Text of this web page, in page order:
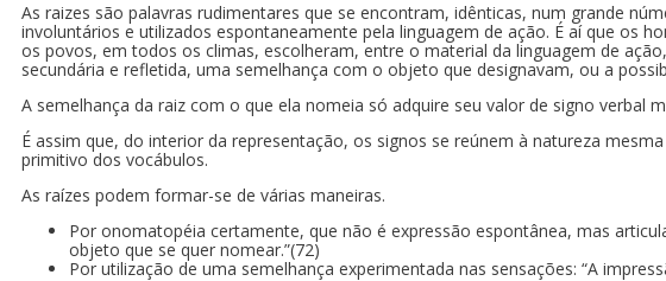
As raizes são palavras rudimentares que se encontram, idênticas, num grande
involuntários e utilizados espontaneamente pela linguagem de ação. É aí que os
os povos, em todos os climas, escolheram, entre o material da linguagem de
secundária e refletida, uma semelhança com o objeto que designavam, ou a
A semelhança da raiz com o que ela nomeia só adquire seu valor de signo verbal
É assim que, do interior da representação, os signos se reúnem à natureza
primitivo dos vocábulos.
As raízes podem formar-se de várias maneiras.
Por onomatopéia certamente, que não é expressão espontânea, mas
objeto que se quer nomear.”(72)
Por utilização de uma semelhança experimentada nas sensações: “A